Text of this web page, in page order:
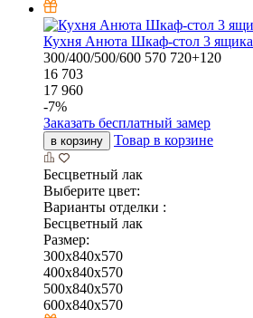
Кухня Анюта Шкаф-стол 3 ящика
300/400/500/600 570 720+120
16 703
17 960
-7%
Заказать бесплатный замер
в корзину Товар в корзине
Бесцветный лак
Выберите цвет:
Варианты отделки :
Бесцветный лак
Размер:
300x840x570
400x840x570
500x840x570
600x840x570